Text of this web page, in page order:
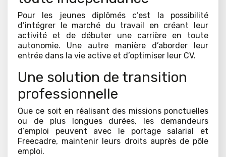
Pour les jeunes diplômés c’est la possibilité
d’intégrer le marché du travail en créant leur
activité et de débuter une carrière en toute
autonomie. Une autre manière d’aborder leur
entrée dans la vie active et d’optimiser leur CV.
Une solution de transition
professionnelle
Que ce soit en réalisant des missions ponctuelles
ou de plus longues durées, les demandeurs
d’emploi peuvent avec le portage salarial et
Freecadre, maintenir leurs droits auprès de pôle
emploi.